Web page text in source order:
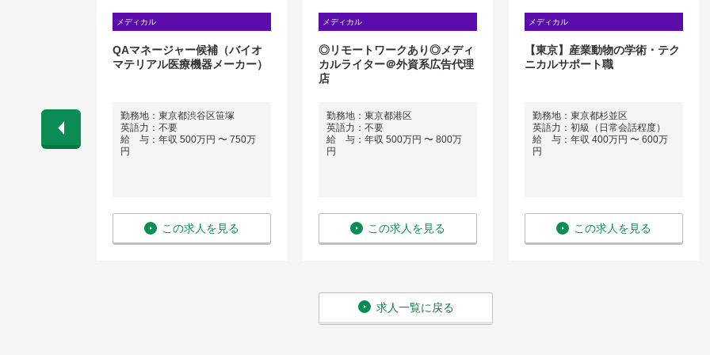
直行・直帰
〜 800万
メディカル
QAマネージャー候補（バイオ
マテリアル医療機器メーカー）
勤務地：東京都渋谷区笹塚
英語力：不要
給 与：年収 500万円 〜 750万
円
この求人を見る
メディカル
◎リモートワークあり◎メディ
カルライター＠外資系広告代理
店
勤務地：東京都港区
英語力：不要
給 与：年収 500万円 〜 800万
円
この求人を見る
メディカル
【東京】産業動物の学術・テク
ニカルサポート職
勤務地：東京都杉並区
英語力：初級（日常会話程度）
給 与：年収 400万円 〜 600万
円
この求人を見る
求人一覧に戻る